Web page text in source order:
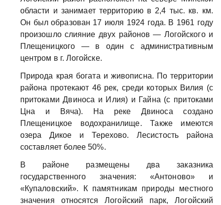
области и занимает территорию в 2,4 тыс. кв. км.
Он был образован 17 июля 1924 года. В 1961 году
произошло слияние двух районов — Логойского и
Плещеницкого — в один с административным
центром в г. Логойске.
Природа края богата и живописна. По территории
района протекают 46 рек, среди которых Вилия (с
притоками Двиноса и Илия) и Гайна (с притоками
Цна и Вяча). На реке Двиноса создано
Плещеницкое водохранилище. Также имеются
озера Дикое и Терехово. Лесистость района
составляет более 50%.
В районе размещены два заказника
государственного значения: «Антоново» и
«Купаловский». К памятникам природы местного
значения относятся Логойский парк, Логойский